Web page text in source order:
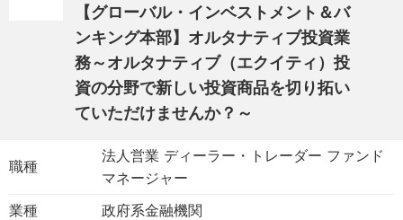
【グローバル・インベストメント＆バ
ンキング本部】オルタナティブ投資業
務～オルタナティブ（エクイティ）投
資の分野で新しい投資商品を切り拓い
ていただけませんか？～
職種
法人営業 ディーラー・トレーダー ファンド
マネージャー
業種
政府系金融機関